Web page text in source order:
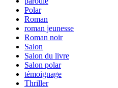
Polar
Roman
roman jeunesse
Roman noir
Salon
Salon du livre
Salon polar
témoignage
Thriller